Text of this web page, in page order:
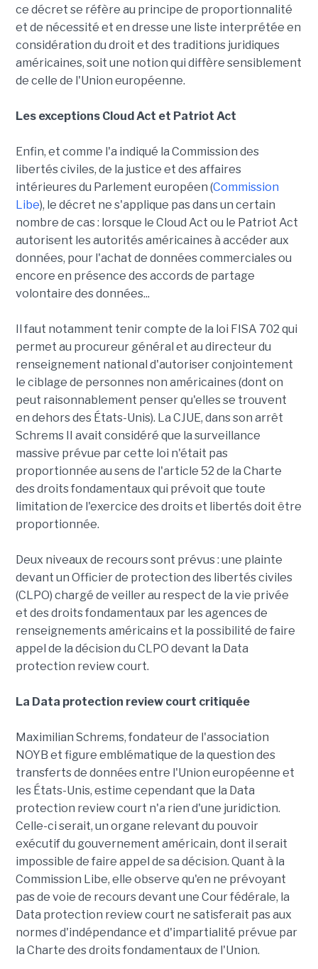
ce décret se réfère au principe de proportionnalité
et de nécessité et en dresse une liste interprétée en
considération du droit et des traditions juridiques
américaines, soit une notion qui diffère sensiblement
de celle de l'Union européenne.
Les exceptions Cloud Act et Patriot Act
Enfin, et comme l'a indiqué la Commission des
libertés civiles, de la justice et des affaires
intérieures du Parlement européen (Commission
Libe), le décret ne s'applique pas dans un certain
nombre de cas : lorsque le Cloud Act ou le Patriot Act
autorisent les autorités américaines à accéder aux
données, pour l'achat de données commerciales ou
encore en présence des accords de partage
volontaire des données...
Il faut notamment tenir compte de la loi FISA 702 qui
permet au procureur général et au directeur du
renseignement national d'autoriser conjointement
le ciblage de personnes non américaines (dont on
peut raisonnablement penser qu'elles se trouvent
en dehors des États-Unis). La CJUE, dans son arrêt
Schrems II avait considéré que la surveillance
massive prévue par cette loi n'était pas
proportionnée au sens de l'article 52 de la Charte
des droits fondamentaux qui prévoit que toute
limitation de l'exercice des droits et libertés doit être
proportionnée.
Deux niveaux de recours sont prévus : une plainte
devant un Officier de protection des libertés civiles
(CLPO) chargé de veiller au respect de la vie privée
et des droits fondamentaux par les agences de
renseignements américains et la possibilité de faire
appel de la décision du CLPO devant la Data
protection review court.
La Data protection review court critiquée
Maximilian Schrems, fondateur de l'association
NOYB et figure emblématique de la question des
transferts de données entre l'Union européenne et
les États-Unis, estime cependant que la Data
protection review court n'a rien d'une juridiction.
Celle-ci serait, un organe relevant du pouvoir
exécutif du gouvernement américain, dont il serait
impossible de faire appel de sa décision. Quant à la
Commission Libe, elle observe qu'en ne prévoyant
pas de voie de recours devant une Cour fédérale, la
Data protection review court ne satisferait pas aux
normes d'indépendance et d'impartialité prévue par
la Charte des droits fondamentaux de l'Union.